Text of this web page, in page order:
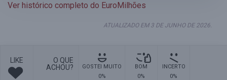
Ver histórico completo do EuroMilhões
ATUALIZADO EM 3 DE JUNHO DE 2026.
LIKE
O QUE
ACHOU?
GOSTEI MUITO
0%
BOM
0%
INCERTO
0%